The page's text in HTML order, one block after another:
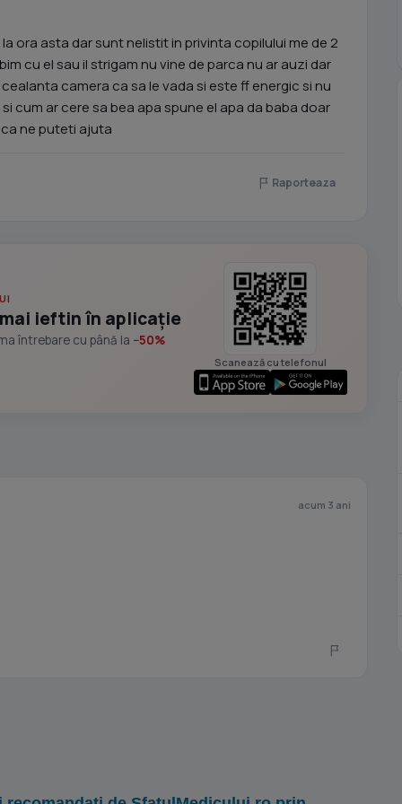
ora asta dar sunt nelistit in privinta copilului me de 2
cu el sau il strigam nu vine de parca nu ar auzi dar
camera ca sa le vada si este ff energic si nu
cum ar cere sa bea apa spune el apa da baba doar
ne puteti ajuta
Raporteaza
ieftin în aplicație
întrebare cu până la −50%
Scanează cu telefonul
acum 3 ani